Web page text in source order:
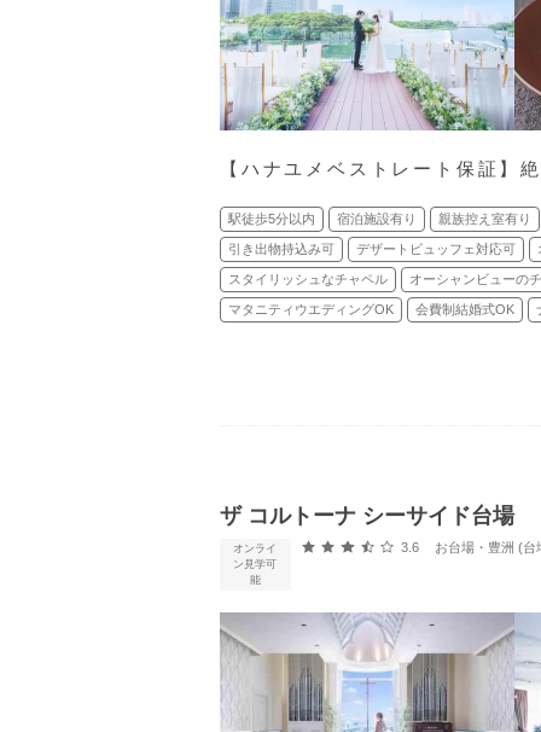
【ハナユメベストレート保証】
駅徒歩5分以内 宿泊施設有り 親族控え室有り
引き出物持込み可 デザートビュッフェ対応可
スタイリッシュなチャペル オーシャンビューの
マタニティウエディングOK 会費制結婚式OK
ザ コルトーナ シーサイド台場
オンライ
ン見学可
能
口コミ評価
3.6 お台場・豊洲 (